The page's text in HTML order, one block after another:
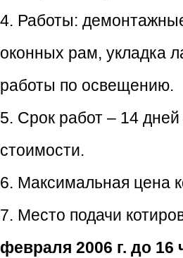
4. Работы:
оконных рам, укладка
работы по освещению.
5. Срок работ – 14
стоимости.
6. Максимальная цена
7. Место подачи
февраля 2006 г. до 16